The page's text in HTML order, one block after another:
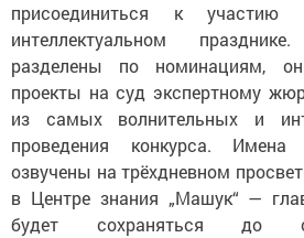
присоединиться к
интеллектуальном
разделены по номинациям,
проекты на суд экспертному
из самых волнительных и
проведения конкурса. Имена
озвучены на трёхдневном
в Центре знания „Машук“ —
будет сохраняться до